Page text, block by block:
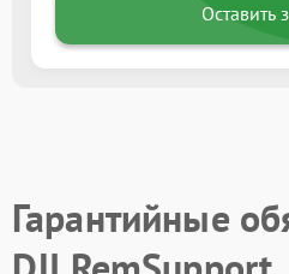
Оставить
Гарантийные